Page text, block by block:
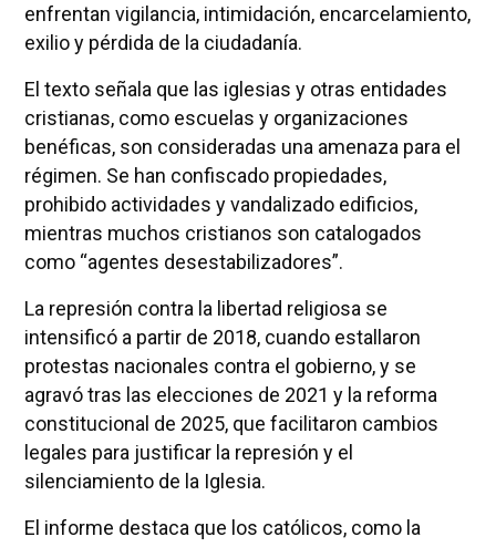
enfrentan vigilancia, intimidación, encarcelamiento,
exilio y pérdida de la ciudadanía.
El texto señala que las iglesias y otras entidades
cristianas, como escuelas y organizaciones
benéficas, son consideradas una amenaza para el
régimen. Se han confiscado propiedades,
prohibido actividades y vandalizado edificios,
mientras muchos cristianos son catalogados
como “agentes desestabilizadores”.
La represión contra la libertad religiosa se
intensificó a partir de 2018, cuando estallaron
protestas nacionales contra el gobierno, y se
agravó tras las elecciones de 2021 y la reforma
constitucional de 2025, que facilitaron cambios
legales para justificar la represión y el
silenciamiento de la Iglesia.
El informe destaca que los católicos, como la